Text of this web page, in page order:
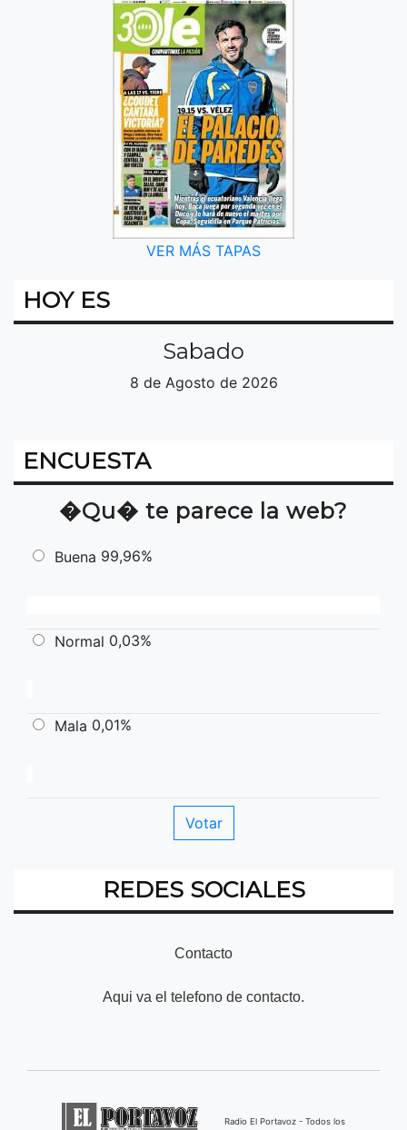
VER MÁS TAPAS
HOY ES
Sabado
8 de Agosto de 2026
ENCUESTA
�Qu� te parece la web?
Buena 99,96%
Normal 0,03%
Mala 0,01%
REDES SOCIALES
Contacto
Aqui va el telefono de contacto.
Radio El Portavoz - Todos los